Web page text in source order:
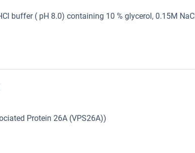
buffer ( pH 8.0) containing 10 % glycerol, 0.15M
Protein 26A (VPS26A))